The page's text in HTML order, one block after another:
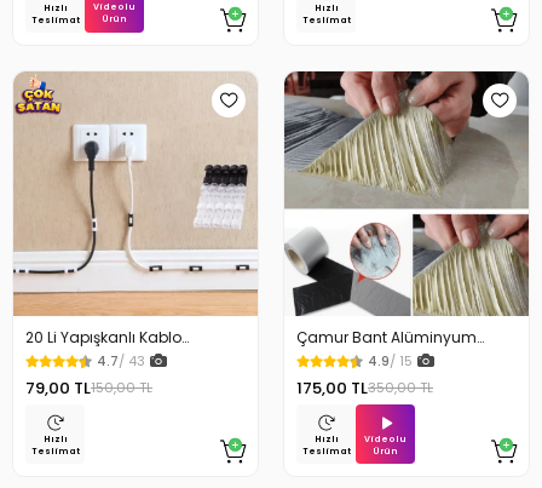
Hızlı
Teslimat
Videolu
Ürün
Hızlı
Teslimat
20 Li Yapışkanlı Kablo
Sabitleyici Şeffaf Klips
4.7/ 43
79,00 TL150,00 TL
Hızlı
Teslimat
Çamur Bant Alüminyum
İzolasyon Tamir Bandı 5 Mt
4.9/ 15
175,00 TL350,00 TL
Hızlı
Teslimat
Videolu
Ürün